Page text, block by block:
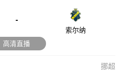
-
索尔纳
高清直播
挪超